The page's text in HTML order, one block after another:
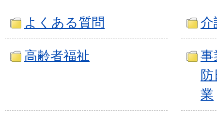
よくある質問 介
高齢者福祉
事
業